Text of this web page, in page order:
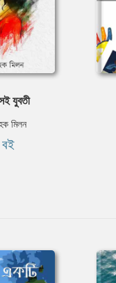
যুবতী
মিলন